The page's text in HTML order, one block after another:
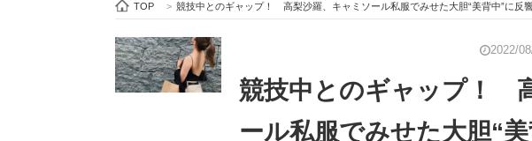
ビジネスと働き方のヒント
ITエンジニア向け専門サイト 企業向けIT製品の総合サイト
TOP > 競技中とのギャップ！ 高梨沙羅、キャミソール私服でみせた大胆“美背中”に反
2022/
競技中とのギャップ！
ール私服でみせた大胆“